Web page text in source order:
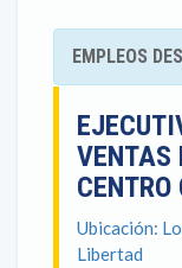
EMPLEOS
VENTAS
Ubicación:
Libertad